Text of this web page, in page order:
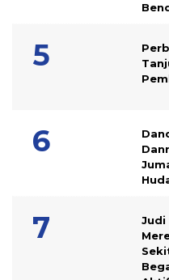
Judi